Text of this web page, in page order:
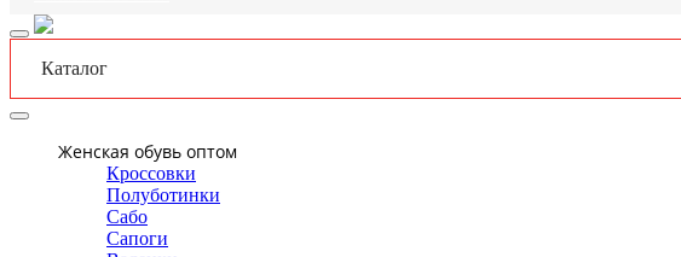
Каталог
Женская обувь оптом
Кроссовки
Полуботинки
Сабо
Сапоги